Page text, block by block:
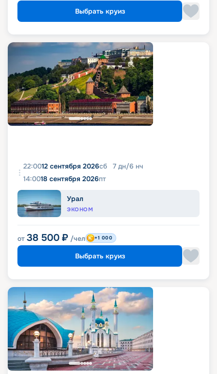
Выбрать круиз
22:0012 сентября 2026сб 7 дн/6 нч
14:0018 сентября 2026пт
Урал
ЭКОНОМ
от 38 500 ₽ /чел +1 000
Выбрать круиз